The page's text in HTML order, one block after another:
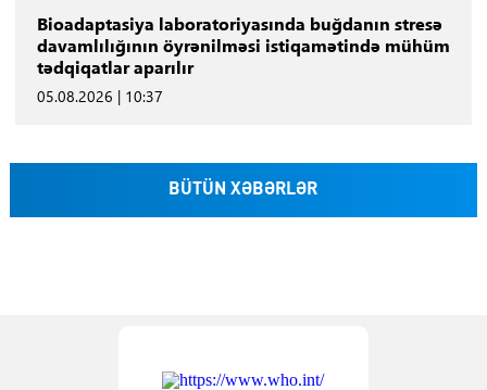
Bioadaptasiya laboratoriyasında buğdanın stresə
davamlılığının öyrənilməsi istiqamətində mühüm
tədqiqatlar aparılır
05.08.2026 | 10:37
BÜTÜN XƏBƏRLƏR